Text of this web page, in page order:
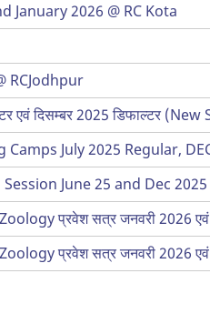
January 2026 @ RC Kota
RCJodhpur
एवं दिसम्बर 2025 डिफाल्टर
July 2025 Regular,
June 25 and Dec
प्रवेश सत्र जनवरी 2026 एवं
प्रवेश सत्र जनवरी 2026 एवं